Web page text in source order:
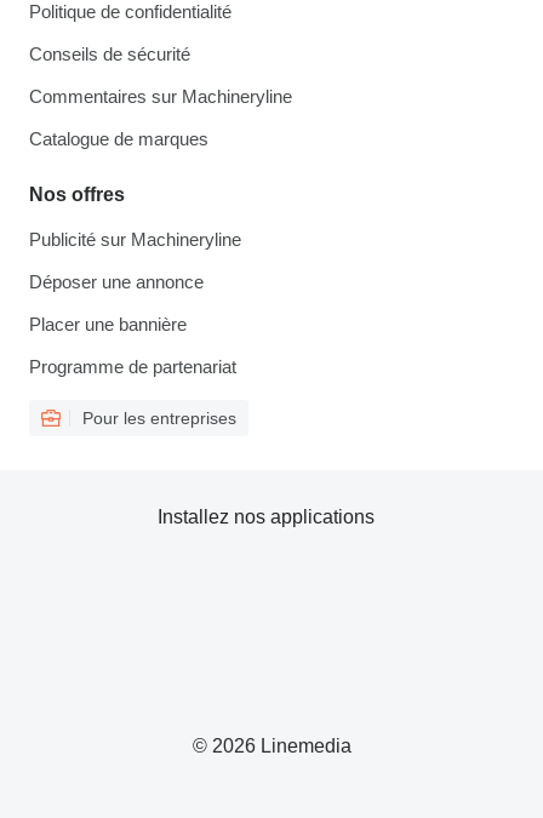
Politique de confidentialité
Conseils de sécurité
Commentaires sur Machineryline
Catalogue de marques
Nos offres
Publicité sur Machineryline
Déposer une annonce
Placer une bannière
Programme de partenariat
Pour les entreprises
© 2026 Linemedia
Installez nos applications